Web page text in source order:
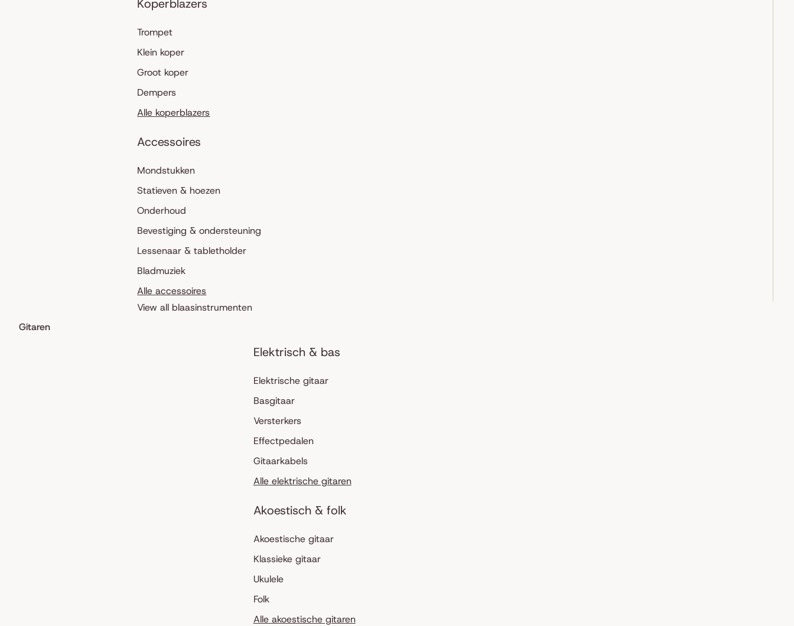
Koperblazers
Trompet
Klein koper
Groot koper
Dempers
Alle koperblazers
Accessoires
Mondstukken
Statieven & hoezen
Onderhoud
Bevestiging & ondersteuning
Lessenaar & tabletholder
Bladmuziek
Alle accessoires
View all blaasinstrumenten
Gitaren
Elektrisch & bas
Elektrische gitaar
Basgitaar
Versterkers
Effectpedalen
Gitaarkabels
Alle elektrische gitaren
Akoestisch & folk
Akoestische gitaar
Klassieke gitaar
Ukulele
Folk
Alle akoestische gitaren